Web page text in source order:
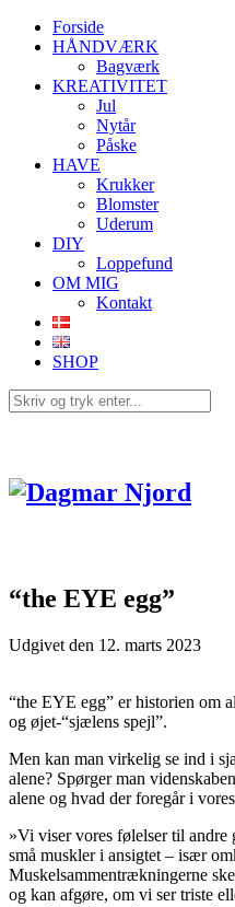
Forside
HÅNDVÆRK
Bagværk
KREATIVITET
Jul
Nytår
Påske
HAVE
Krukker
Blomster
Uderum
DIY
Loppefund
OM MIG
Kontakt
SHOP
“the EYE egg”
Udgivet den 12. marts 2023
“the EYE egg” er historien om
og øjet-“sjælens spejl”.
Men kan man virkelig se ind i
alene? Spørger man
alene og hvad der foregår i
»Vi viser vores følelser til andre
små muskler i ansigtet – især
Muskelsammentrækningerne
og kan afgøre, om vi ser triste